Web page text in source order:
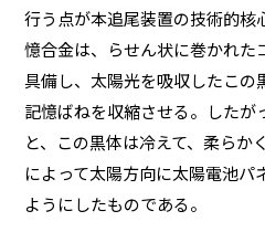
行う点が本追尾装置の技術的核
憶合金は、らせん状に巻かれた
具備し、太陽光を吸収したこの
記憶ばねを収縮させる。したが
と、この黒体は冷えて、柔らか
によって太陽方向に太陽電池パ
ようにしたものである。